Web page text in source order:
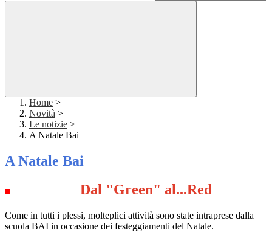
Home >
Novità >
Le notizie >
A Natale Bai
A Natale Bai
Dal "Green" al...Red
Come in tutti i plessi, molteplici attività sono state intraprese dalla
scuola BAI in occasione dei festeggiamenti del Natale.